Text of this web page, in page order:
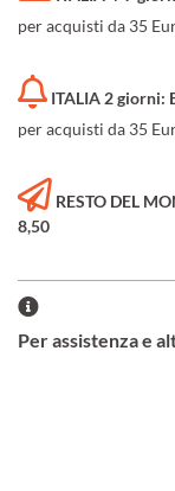
per acquisti da 35
ITALIA 2 giorni:
per acquisti da 35
RESTO DEL
8,50
Per assistenza e